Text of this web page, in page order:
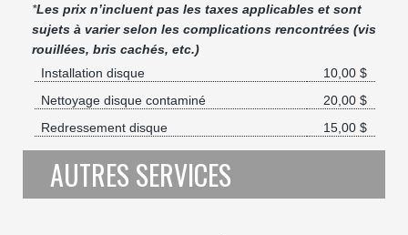
*Les prix n’incluent pas les taxes applicables et sont
sujets à varier selon les complications rencontrées (vis
rouillées, bris cachés, etc.)
Installation disque
10,00 $
Nettoyage disque contaminé
20,00 $
Redressement disque
15,00 $
AUTRES SERVICES